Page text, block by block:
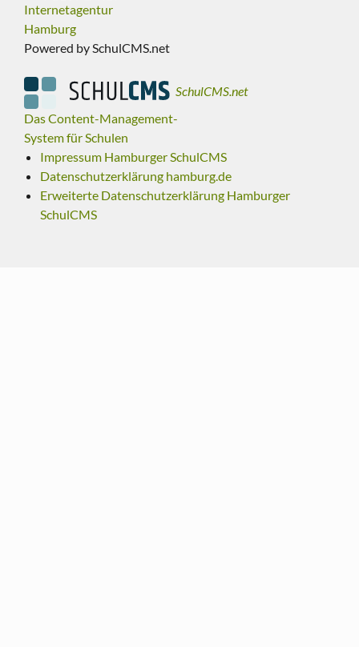
Internetagentur
Hamburg
Powered by SchulCMS.net
SchulCMS.net
Das Content-Management-
System für Schulen
Impressum Hamburger SchulCMS
Datenschutzerklärung hamburg.de
Erweiterte Datenschutzerklärung Hamburger
SchulCMS